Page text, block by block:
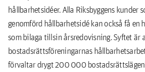
hållbarhetsidéer. Alla Riksbyggens kunder
genomförd hållbarhetsidé kan också få en
som bilaga till sin årsredovisning. Syftet är
bostadsrättsföreningarnas
förvaltar drygt 200 000